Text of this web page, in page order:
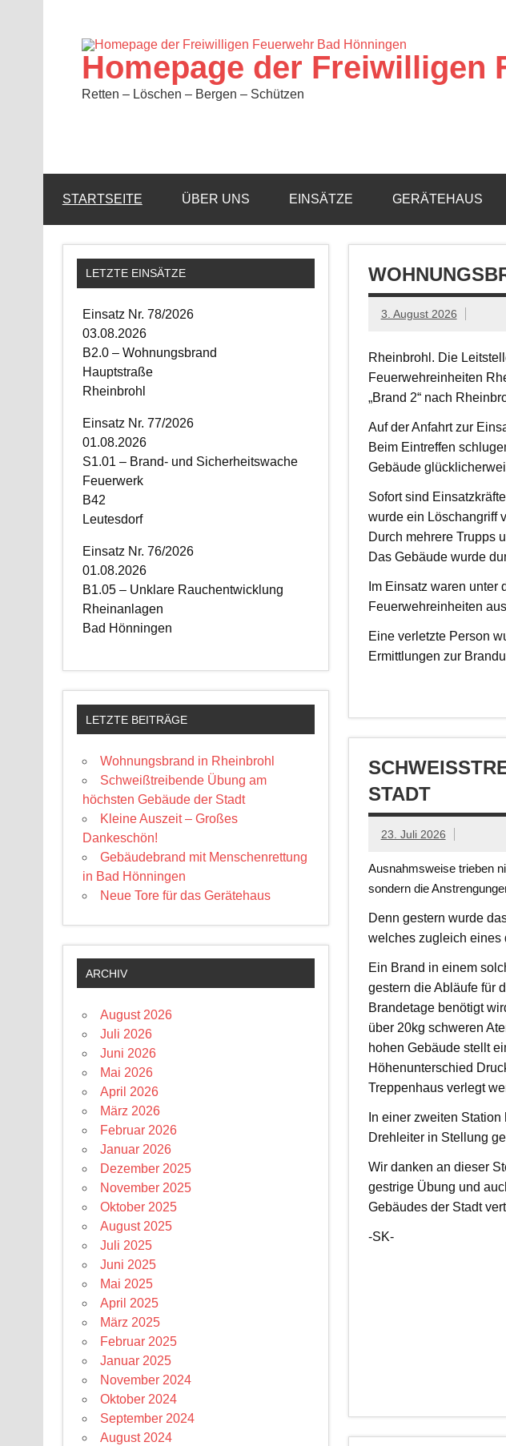
Homepage der Freiwilligen
Retten – Löschen – Bergen – Schützen
STARTSEITE ÜBER UNS EINSÄTZE GERÄTEHAUS
3. August 2026
Rheinbrohl. Die
Feuerwehreinheiten
„Brand 2“ nach
Auf der Anfahrt zur
Beim Eintreffen
Gebäude
Sofort sind
wurde ein Löschangriff
Durch mehrere Trupps
Das Gebäude wurde
Im Einsatz waren
Feuerwehreinheiten
Eine verletzte Person
Ermittlungen zur
TADT
23. Juli 2026
Ausnahmsweise trieben
sondern die
Denn gestern wurde
welches zugleich eines
Ein Brand in einem
gestern die Abläufe für
Brandetage benötigt
über 20kg schweren
hohen Gebäude stellt
Höhenunterschied
Treppenhaus verlegt
In einer zweiten
Drehleiter in Stellung
Wir danken an dieser
gestrige Übung und
Gebäudes der Stadt
-SK-
LETZTE EINSÄTZE
Einsatz Nr. 78/2026
03.08.2026
B2.0 – Wohnungsbrand
Hauptstraße
Rheinbrohl
Einsatz Nr. 77/2026
01.08.2026
S1.01 – Brand- und Sicherheitswache
Feuerwerk
B42
Leutesdorf
Einsatz Nr. 76/2026
01.08.2026
B1.05 – Unklare Rauchentwicklung
Rheinanlagen
Bad Hönningen
LETZTE BEITRÄGE
Wohnungsbrand in Rheinbrohl
Schweißtreibende Übung am
höchsten Gebäude der Stadt
Kleine Auszeit – Großes
Dankeschön!
Gebäudebrand mit Menschenrettung
in Bad Hönningen
Neue Tore für das Gerätehaus
ARCHIV
August 2026
Juli 2026
Juni 2026
Mai 2026
April 2026
März 2026
Februar 2026
Januar 2026
Dezember 2025
November 2025
Oktober 2025
August 2025
Juli 2025
Juni 2025
Mai 2025
April 2025
März 2025
Februar 2025
Januar 2025
November 2024
Oktober 2024
September 2024
August 2024